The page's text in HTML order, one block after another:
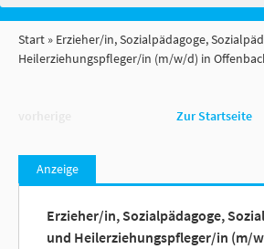
Start
Erzieher/in, Sozialpädagoge,
Heilerziehungspfleger/in (m/w/d) in
Zur Startseite
Anzeige
Erzieher/in, Sozialpädagoge,
und Heilerziehungspfleger/in (m/